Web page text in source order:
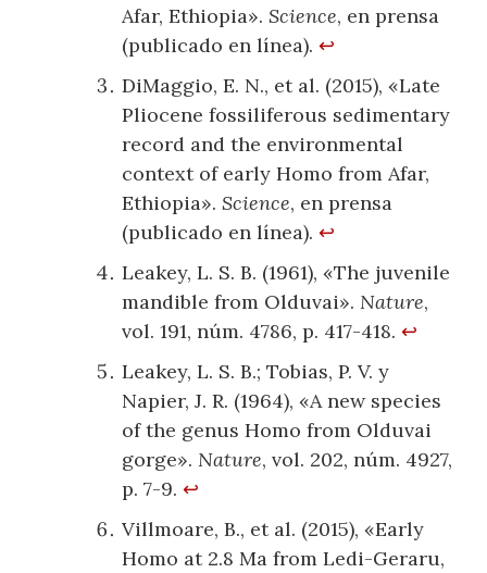
Afar, Ethiopia».Science, en prensa
(publicado en línea).↩
DiMaggio, E. N., et al. (2015), «Late
Pliocene fossiliferous sedimentary
record and the environmental
context of early Homo from Afar,
Ethiopia».Science, en prensa
(publicado en línea).↩
Leakey, L. S. B. (1961), «The juvenile
mandible from Olduvai». Nature,
vol. 191, núm. 4786, p. 417-418.↩
Leakey, L. S. B.; Tobias, P. V. y
Napier, J. R. (1964), «A new species
of the genus Homo from Olduvai
gorge». Nature, vol. 202, núm. 4927,
p. 7-9.↩
Villmoare, B., et al. (2015), «Early
Homo at 2.8 Ma from Ledi-Geraru,